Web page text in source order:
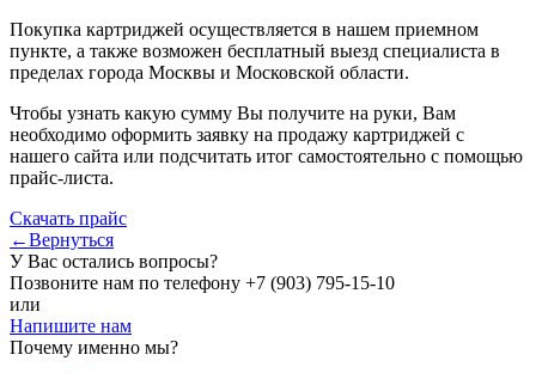
Покупка картриджей осуществляется в нашем приемном
пункте, а также возможен бесплатный выезд специалиста в
пределах города Москвы и Московской области.
Чтобы узнать какую сумму Вы получите на руки, Вам
необходимо оформить заявку на продажу картриджей с
нашего сайта или подсчитать итог самостоятельно с помощью
прайс-листа.
Скачать прайс
←Вернуться
У Вас остались вопросы?
Позвоните нам по телефону +7 (903) 795-15-10
или
Напишите нам
Почему именно мы?